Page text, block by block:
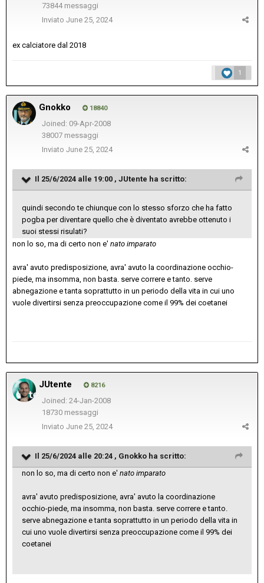
73844 messaggi
Inviato June 25, 2024
ex calciatore dal 2018
1
Gnokko 18840
Joined: 09-Apr-2008
38007 messaggi
Inviato June 25, 2024
Il 25/6/2024 alle 19:00 , JUtente ha scritto:
quindi secondo te chiunque con lo stesso sforzo che ha fatto
pogba per diventare quello che è diventato avrebbe ottenuto i
suoi stessi risulati?
non lo so, ma di certo non e' nato imparato
avra' avuto predisposizione, avra' avuto la coordinazione occhio-
piede, ma insomma, non basta. serve correre e tanto. serve
abnegazione e tanta soprattutto in un periodo della vita in cui uno
vuole divertirsi senza preoccupazione come il 99% dei coetanei
JUtente 8216
Joined: 24-Jan-2008
18730 messaggi
Inviato June 25, 2024
Il 25/6/2024 alle 20:24 , Gnokko ha scritto:
non lo so, ma di certo non e' nato imparato
avra' avuto predisposizione, avra' avuto la coordinazione
occhio-piede, ma insomma, non basta. serve correre e tanto.
serve abnegazione e tanta soprattutto in un periodo della vita in
cui uno vuole divertirsi senza preoccupazione come il 99% dei
coetanei